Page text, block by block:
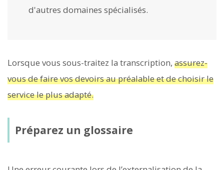
d'autres domaines spécialisés.
Lorsque vous sous-traitez la transcription, assurez-
vous de faire vos devoirs au préalable et de choisir le
service le plus adapté.
Préparez un glossaire